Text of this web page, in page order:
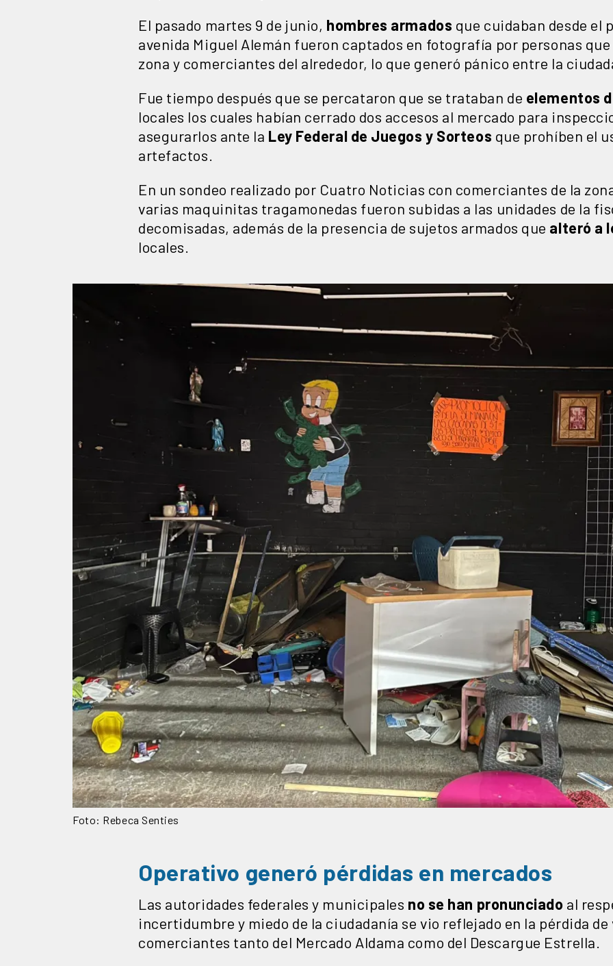
El pasado martes 9 de junio, hombres armados que cuidaban desde el
avenida Miguel Alemán fueron captados en fotografía por personas
zona y comerciantes del alrededor, lo que generó pánico entre la
Fue tiempo después que se percataron que se trataban de elementos
locales los cuales habían cerrado dos accesos al mercado para
asegurarlos ante la Ley Federal de Juegos y Sorteos que prohíben el
artefactos.
En un sondeo realizado por Cuatro Noticias con comerciantes de la
varias maquinitas tragamonedas fueron subidas a las unidades de la
decomisadas, además de la presencia de sujetos armados que alteró a
locales.
Foto: Rebeca Senties
Operativo generó pérdidas en mercados
Las autoridades federales y municipales no se han pronunciado al
incertidumbre y miedo de la ciudadanía se vio reflejado en la pérdida de
comerciantes tanto del Mercado Aldama como del Descargue Estrella.